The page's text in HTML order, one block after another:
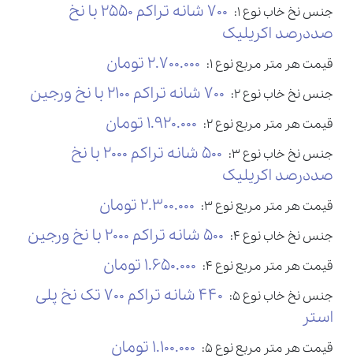
جنس نخ خاب نوع 1:
700 شانه تراکم 2550 با نخ
صددرصد اکریلیک
قیمت هر متر مربع نوع 1: 2.700.000 تومان
جنس نخ خاب نوع 2: 700 شانه تراکم 2100 با نخ ورجین
قیمت هر متر مربع نوع 2: 1.920.000 تومان
جنس نخ خاب نوع 3:
500 شانه تراکم 2000 با نخ
صددرصد اکریلیک
قیمت هر متر مربع نوع 3: 2.300.000 تومان
جنس نخ خاب نوع 4: 500 شانه تراکم 2000 با نخ ورجین
قیمت هر متر مربع نوع 4: 1.650.000 تومان
جنس نخ خاب نوع 5:
440 شانه تراکم 700 تک نخ پلی
استر
قیمت هر متر مربع نوع 5: 1.100.000 تومان